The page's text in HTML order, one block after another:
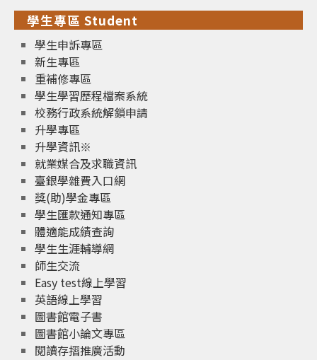
學生專區 Student
學生申訴專區
新生專區
重補修專區
學生學習歷程檔案系統
校務行政系統解鎖申請
升學專區
升學資訊※
就業媒合及求職資訊
臺銀學雜費入口網
獎(助)學金專區
學生匯款通知專區
體適能成績查詢
學生生涯輔導網
師生交流
Easy test線上學習
英語線上學習
圖書館電子書
圖書館小論文專區
閱讀存摺推廣活動